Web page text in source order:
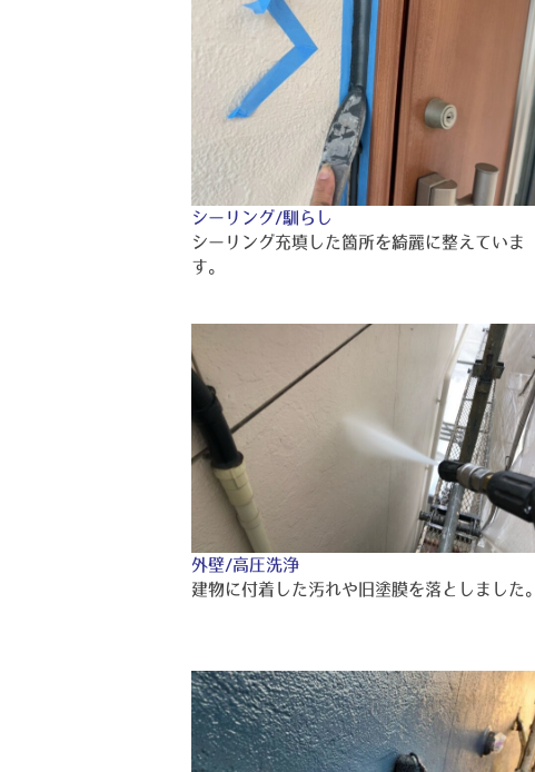
シーリング/馴らし
シーリング充填した箇所を綺麗に整えていま
す。
外壁/高圧洗浄
建物に付着した汚れや旧塗膜を落としました。